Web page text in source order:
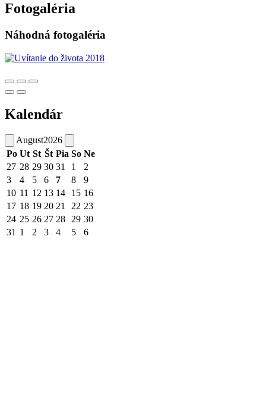
Fotogaléria
Náhodná fotogaléria
Kalendár
August2026
Po Ut St Št Pia So Ne
27 28 29 30 31 1
2
3
4 5 6 7 8
9
10 11 12 13 14 15 16
17 18 19 20 21 22 23
24 25 26 27 28 29 30
31 1 2 3 4 5 6